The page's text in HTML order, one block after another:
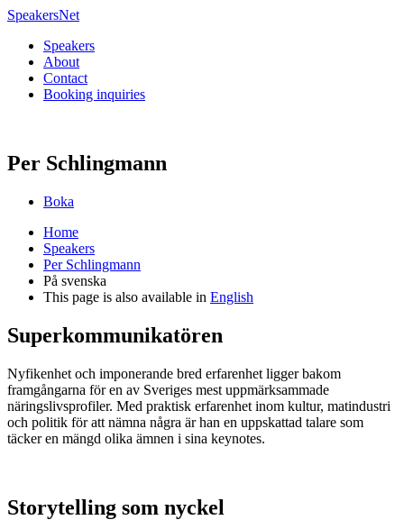
SpeakersNet
Speakers
About
Contact
Booking inquiries
Per Schlingmann
Boka
Home
Speakers
Per Schlingmann
På svenska
This page is also available in English
Superkommunikatören
Nyfikenhet och imponerande bred erfarenhet ligger bakom
framgångarna för en av Sveriges mest uppmärksammade
näringslivsprofiler. Med praktisk erfarenhet inom kultur, matindustri
och politik för att nämna några är han en uppskattad talare som
täcker en mängd olika ämnen i sina keynotes.
Storytelling som nyckel